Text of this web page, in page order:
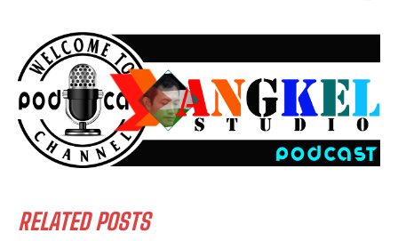
RELATED POSTS